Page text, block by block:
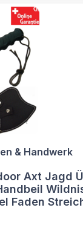
& Handwerk
Axt Jagd
Faden